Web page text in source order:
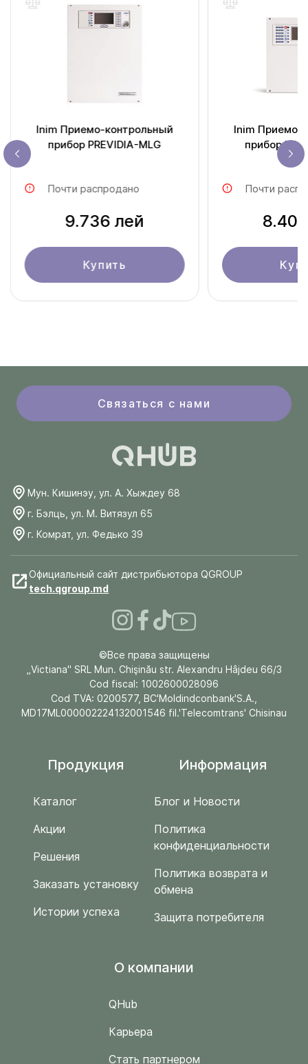
Inim Приемо-контрольный
прибор PREVIDIA-MLG
Почти распродано
9.736 лей
Купить
Inim Приемо-
прибор
Почти
Связаться с нами
Мун. Кишинэу, ул. А. Хыждеу 68
г. Бэлць, ул. М. Витязул 65
г. Комрат, ул. Федько 39
Официальный сайт дистрибьютора QGROUP
tech.qgroup.md
©Все права защищены
„Victiana" SRL Mun. Chişinău str. Alexandru Hâjdeu 66/3
Cod fiscal: 1002600028096
Cod TVA: 0200577, BC'Moldindconbank'S.A.,
MD17ML000002224132001546 fil.'Telecomtrans' Chisinau
Продукция
Каталог
Акции
Решения
Заказать установку
Истории успеха
Информация
Блог и Новости
Политика
конфиденциальности
Политика возврата и
обмена
Защита потребителя
O компании
QHub
Карьера
Стать партнером